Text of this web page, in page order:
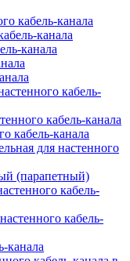
кабель-канала
канала
канала
кабель-
кабель-канала
кабель-канала
для настенного
(парапетный)
кабель-
кабель-
канала